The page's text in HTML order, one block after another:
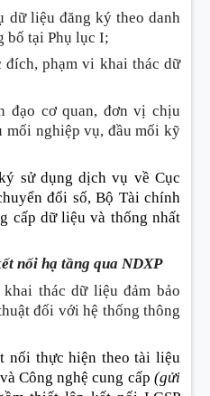
dữ liệu đăng ký theo danh
bố tại Phụ lục I;
phạm vi khai thác dữ
đạo cơ quan, đơn vị chịu
mối nghiệp vụ, đầu mối kỹ
sử dụng dịch vụ về Cục
đổi số, Bộ Tài chính
cấp dữ liệu và thống nhất
nối hạ tầng qua NDXP
thác dữ liệu đảm bảo
đối với hệ thống thông
nối thực hiện theo tài liệu
Công nghệ cung cấp (gửi